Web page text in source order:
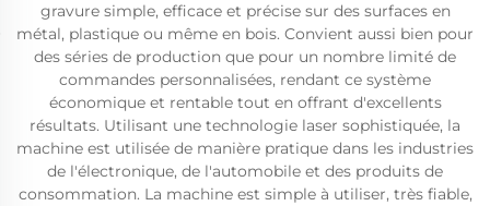
gravure simple, efficace et précise sur des surfaces en
métal, plastique ou même en bois. Convient aussi bien pour
des séries de production que pour un nombre limité de
commandes personnalisées, rendant ce système
économique et rentable tout en offrant d'excellents
résultats. Utilisant une technologie laser sophistiquée, la
machine est utilisée de manière pratique dans les industries
de l'électronique, de l'automobile et des produits de
consommation. La machine est simple à utiliser, très fiable,